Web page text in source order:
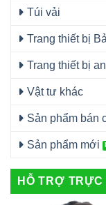
Túi vải
Trang thiết bị
Trang thiết bị
Vật tư khác
Sản phẩm bán
Sản phẩm mới
HỖ TRỢ TRỰC